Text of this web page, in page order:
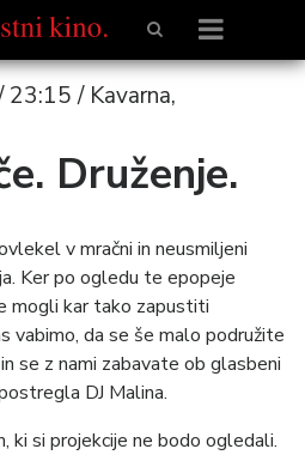
/ Kavarna,
Druženje.
v mračni in neusmiljeni
Ker po ogledu te epopeje
mogli kar tako zapustiti
vabimo, da se še malo podružite
se z nami zabavate ob glasbeni
DJ Malina.
ki si projekcije ne bodo ogledali.